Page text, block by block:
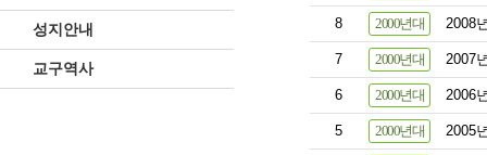
성지안내
교구역사
8 2000년대 2008
7 2000년대 2007
6 2000년대 2006
5 2000년대 2005